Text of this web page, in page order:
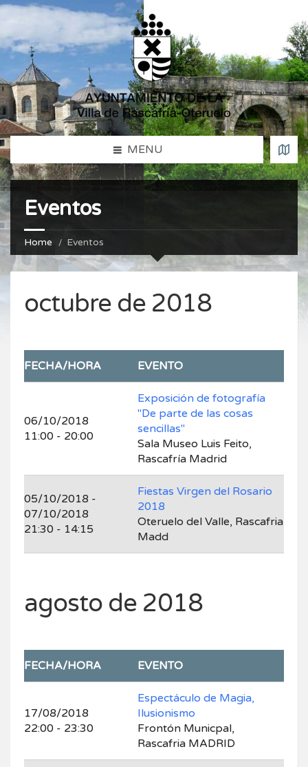
MENU
Eventos
Home Eventos
octubre de 2018
FECHA/HORA EVENTO
06/10/2018
11:00 - 20:00
Exposición de fotografía
"De parte de las cosas
sencillas"
Sala Museo Luis Feito,
Rascafría Madrid
05/10/2018 -
07/10/2018
21:30 - 14:15
Fiestas Virgen del Rosario
2018
Oteruelo del Valle, Rascafria
Madd
agosto de 2018
FECHA/HORA EVENTO
17/08/2018
22:00 - 23:30
Espectáculo de Magia,
Ilusionismo
Frontón Municpal,
Rascafria MADRID